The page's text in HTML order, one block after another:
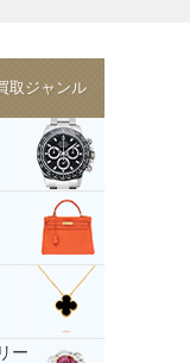
取ジャンル
ー